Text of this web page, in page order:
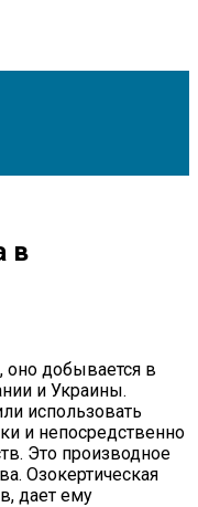
в
оно добывается в
и Украины.
использовать
и непосредственно
Это производное
Озокертическая
дает ему